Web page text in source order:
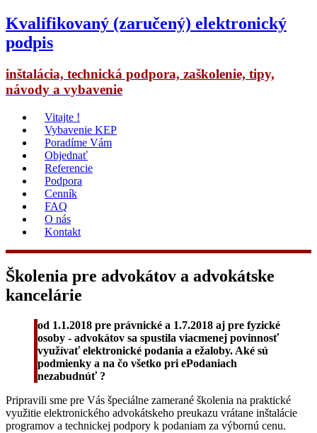
Kvalifikovaný (zaručený) elektronický
podpis
inštalácia, technická podpora, zaškolenie, tipy,
návody a vybavenie
Vitajte !
Vybavenie KEP
Poradíme Vám
Objednať
Referencie
Podpora
Cenník
FAQ
O nás
Kontakt
Školenia pre advokátov a advokátske
kancelárie
od 1.1.2018 pre právnické a 1.7.2018 aj pre fyzické
osoby - advokátov sa spustila viacmenej povinnosť
využívať elektronické podania a ežaloby. Aké sú
podmienky a na čo všetko pri ePodaniach
nezabudnúť ?
Pripravili sme pre Vás špeciálne zamerané školenia na praktické
využitie elektronického advokátskeho preukazu vrátane inštalácie
programov a technickej podpory k podaniam za výbornú cenu.